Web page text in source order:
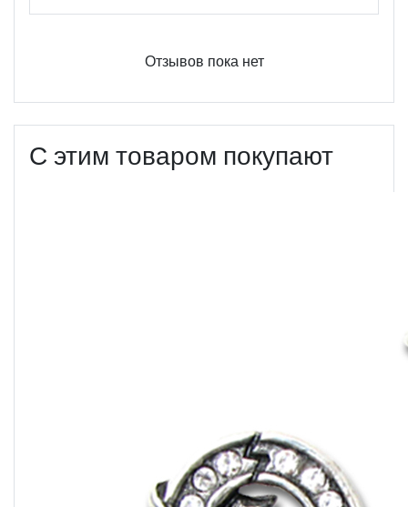
Отзывов пока нет
С этим товаром покупают